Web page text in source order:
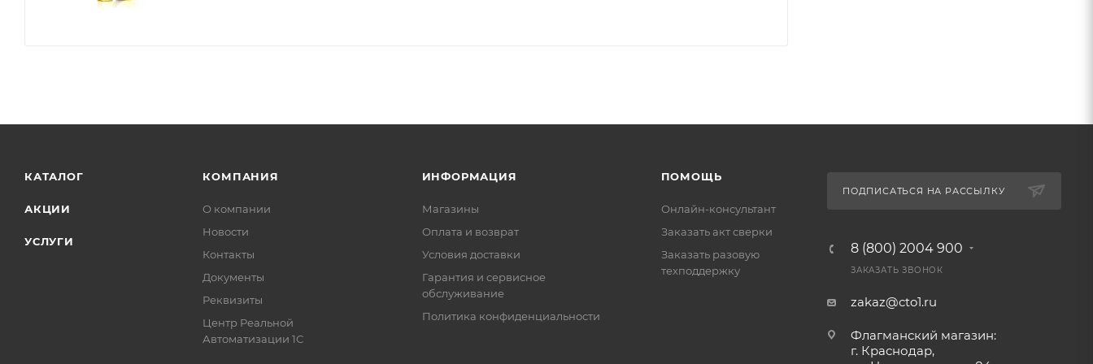
КАТАЛОГ
АКЦИИ
УСЛУГИ
КОМПАНИЯ
О компании
Новости
Контакты
Документы
Реквизиты
Центр Реальной
Автоматизации 1С
ИНФОРМАЦИЯ
Магазины
Оплата и возврат
Условия доставки
Гарантия и сервисное
обслуживание
Политика конфиденциальности
ПОМОЩЬ
Онлайн-консультант
Заказать акт сверки
Заказать разовую
техподдержку
ПОДПИСАТЬСЯ НА РАССЫЛКУ
8 (800) 2004 900
ЗАКАЗАТЬ ЗВОНОК
zakaz@cto1.ru
Флагманский магазин:
г. Краснодар,